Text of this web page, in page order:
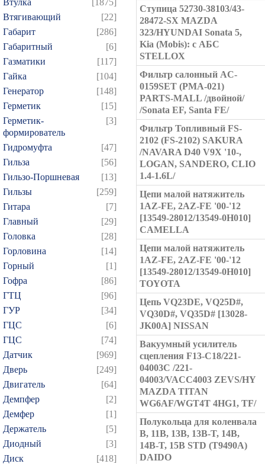
Втулка
[1875]
Втягивающий
[22]
Габарит
[286]
Габаритный
[6]
Газматики
[117]
Гайка
[104]
Генератор
[148]
Герметик
[15]
Герметик-
формирователь
[3]
Гидромуфта
[47]
Гильза
[56]
Гильзо-Поршневая
[13]
Гильзы
[259]
Гитара
[7]
Главный
[29]
Головка
[28]
Горловина
[14]
Горный
[1]
Гофра
[86]
ГТЦ
[96]
ГУР
[34]
ГЦC
[6]
ГЦС
[74]
Датчик
[969]
Дверь
[249]
Двигатель
[64]
Демпфер
[2]
Демфер
[1]
Держатель
[5]
Диодный
[3]
Диск
[418]
Ступица 52730-38103/43-
28472-SX MAZDA
323/HYUNDAI Sonata 5,
Kia (Mobis): с АБС
STELLOX
Фильтр салонный AC-
0159SET (PMA-021)
PARTS-MALL /двойной/
/Sonata EF, Santa FE/
Фильтр Топливный FS-
2102 (FS-2102) SAKURA
/NAVARA D40 V9X '10-,
LOGAN, SANDERO, CLIO
1.4-1.6L/
Цепи малой натяжитель
1AZ-FE, 2AZ-FE '00-'12
[13549-28012/13549-0H010]
CAMELLA
Цепи малой натяжитель
1AZ-FE, 2AZ-FE '00-'12
[13549-28012/13549-0H010]
TOYOTA
Цепь VQ23DE, VQ25D#,
VQ30D#, VQ35D# [13028-
JK00A] NISSAN
Вакуумный усилитель
сцепления F13-C18/221-
04003C /221-
04003/VACC4003 ZEVS/HY
MAZDA TITAN
WG6AF/WGT4T 4HG1, TF/
Полукольца для коленвала
B, 11B, 13B, 13B-T, 14B,
14B-T, 15B STD (T9490A)
DAIDO